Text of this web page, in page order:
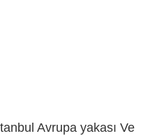
Avrupa yakası Ve